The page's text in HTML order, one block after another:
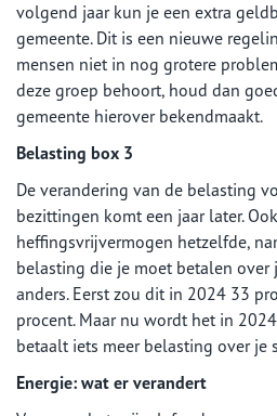
volgend jaar kun je een extra
gemeente. Dit is een nieuwe
mensen niet in nog grotere
deze groep behoort, houd dan
gemeente hierover bekendmaakt.
Belasting box 3
De verandering van de belasting
bezittingen komt een jaar later.
heffingsvrijvermogen hetzelfde,
belasting die je moet betalen
anders. Eerst zou dit in 2024 33
procent. Maar nu wordt het in
betaalt iets meer belasting over je
Energie: wat er verandert